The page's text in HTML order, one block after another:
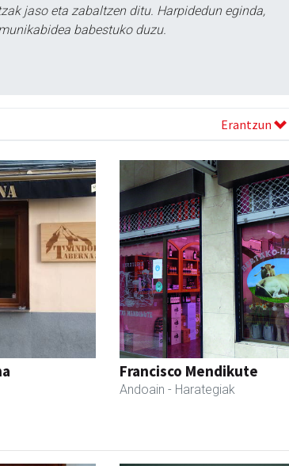
jaso eta zabaltzen ditu. Harpidedun eginda,
babestuko duzu.
Erantzun
Francisco Mendikute
Andoain - Harategiak